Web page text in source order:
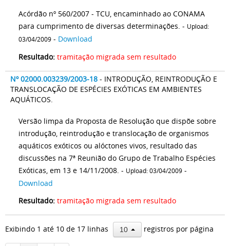
Acórdão nº 560/2007 - TCU, encaminhado ao CONAMA
para cumprimento de diversas determinações. - Upload:
03/04/2009 - Download
Resultado: tramitação migrada sem resultado
Nº 02000.003239/2003-18 - INTRODUÇÃO, REINTRODUÇÃO E
TRANSLOCAÇÃO DE ESPÉCIES EXÓTICAS EM AMBIENTES
AQUÁTICOS.
Versão limpa da Proposta de Resolução que dispõe sobre
introdução, reintrodução e translocação de organismos
aquáticos exóticos ou alóctones vivos, resultado das
discussões na 7ª Reunião do Grupo de Trabalho Espécies
Exóticas, em 13 e 14/11/2008. - Upload: 03/04/2009 -
Download
Resultado: tramitação migrada sem resultado
Exibindo 1 até 10 de 17 linhas 10 registros por página